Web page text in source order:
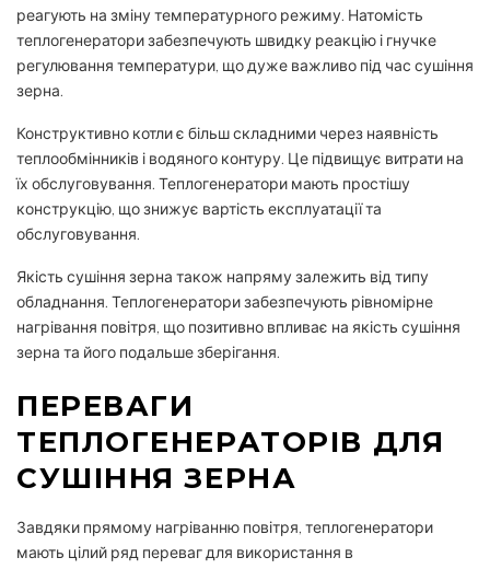
реагують на зміну температурного режиму. Натомість
теплогенератори забезпечують швидку реакцію і гнучке
регулювання температури, що дуже важливо під час сушіння
зерна.
Конструктивно котли є більш складними через наявність
теплообмінників і водяного контуру. Це підвищує витрати на
їх обслуговування. Теплогенератори мають простішу
конструкцію, що знижує вартість експлуатації та
обслуговування.
Якість сушіння зерна також напряму залежить від типу
обладнання. Теплогенератори забезпечують рівномірне
нагрівання повітря, що позитивно впливає на якість сушіння
зерна та його подальше зберігання.
ПЕРЕВАГИ
ТЕПЛОГЕНЕРАТОРІВ ДЛЯ
СУШІННЯ ЗЕРНА
Завдяки прямому нагріванню повітря, теплогенератори
мають цілий ряд переваг для використання в